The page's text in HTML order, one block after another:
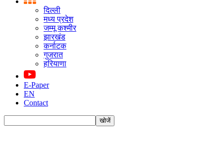
दिल्ली
मध्य प्रदेश
जम्मू कश्मीर
झारखंड
कर्नाटक
गुजरात
हरियाणा
E-Paper
EN
Contact